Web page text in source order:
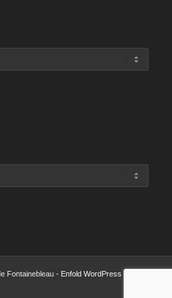
Fontainebleau - Enfold WordPress Theme